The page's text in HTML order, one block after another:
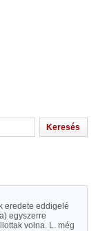
eredete eddigelé
egyszerre
volna. L. még